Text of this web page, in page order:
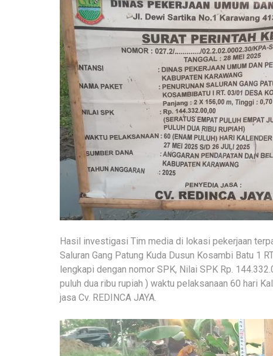
Hasil investigasi Tim media di lokasi pekerjaan
Saluran Gang Patung Kuda Dusun Kosambi Batu 1
lengkapi dengan nomor SPK, Nilai SPK Rp.
puluh dua ribu rupiah ) waktu pelaksanaan 60 hari
jasa Cv. REDINCA JAYA.